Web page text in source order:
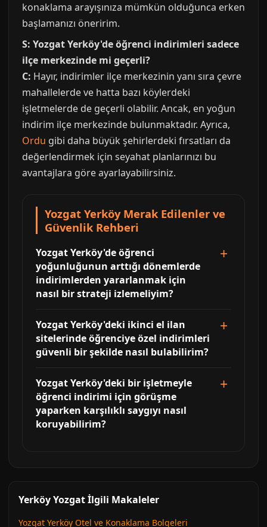
konaklama arayışınıza mümkün olduğunca erken
başlamanızı öneririm.
S: Yozgat Yerköy'de öğrenci indirimleri sadece
ilçe merkezinde mi geçerli?
C: Hayır, indirimler ilçe merkezinin yanı sıra çevre
mahallelerde ve hatta bazı köylerdeki
işletmelerde de geçerli olabilir. Ancak, en yoğun
indirim ilçe merkezinde bulunmaktadır. Ayrıca,
Ordu gibi daha büyük şehirlerdeki fırsatları da
değerlendirmek için seyahat planlarınızı bu
avantajlara göre ayarlayabilirsiniz.
Yozgat Yerköy Merak Edilenler ve
Güvenlik Rehberi
Yozgat Yerköy'de öğrenci
yoğunluğunun arttığı dönemlerde
indirimlerden yararlanmak için
nasıl bir strateji izlemeliyim?
Yozgat Yerköy'deki ikinci el ilan
sitelerinde öğrenciye özel indirimleri
güvenli bir şekilde nasıl bulabilirim?
Yozgat Yerköy'deki bir işletmeyle
öğrenci indirimi için görüşme
yaparken karşılıklı saygıyı nasıl
koruyabilirim?
Yerköy Yozgat İlgili Makaleler
Yozgat Yerköy Otel ve Konaklama Bolgeleri